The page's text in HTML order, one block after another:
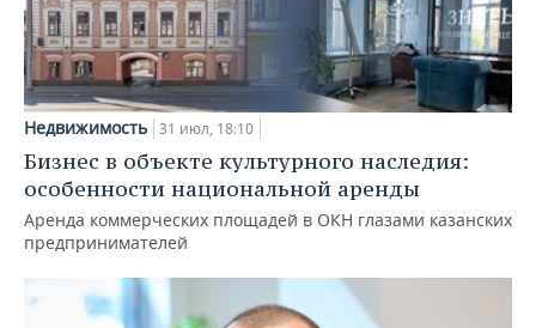
Недвижимость 31 июл, 18:10
Бизнес в объекте культурного наследия:
особенности национальной аренды
Аренда коммерческих площадей в ОКН глазами казанских
предпринимателей